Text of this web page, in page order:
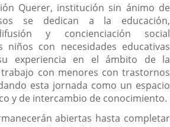
Querer, institución sin ánimo de
se dedican a la educación,
y concienciación social
niños con necesidades educativas
experiencia en el ámbito de la
con menores con trastornos
esta jornada como un espacio
y de intercambio de conocimiento.
abiertas hasta completar